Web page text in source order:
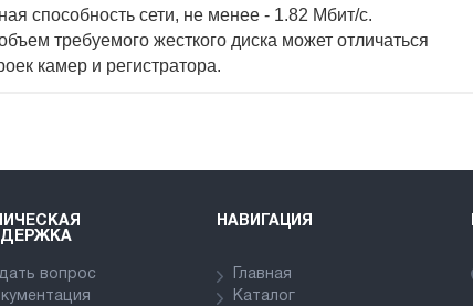
способность сети, не менее - 1.82 Mбит/c.
требуемого жесткого диска может отличаться
камер и регистратора.
вопрос
НАВИГАЦИЯ
Главная
Каталог